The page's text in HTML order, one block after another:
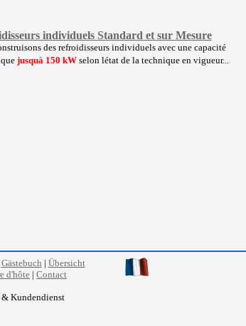
individuels Standard et sur Mesure
des refroidisseurs individuels avec une capacité
jusquà 150 kWselon létat de la technique en vigueur...
Gästebuch | Übersicht
d'hôte | Contact
Kundendienst